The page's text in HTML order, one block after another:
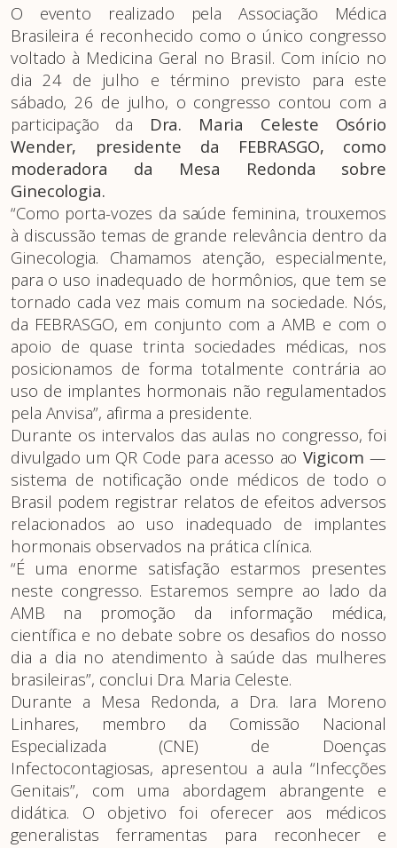
O evento realizado pela Associação Médica
Brasileira é reconhecido como o único congresso
voltado à Medicina Geral no Brasil. Com início no
dia 24 de julho e término previsto para este
sábado, 26 de julho, o congresso contou com a
participação da Dra. Maria Celeste Osório
Wender, presidente da FEBRASGO, como
moderadora da Mesa Redonda sobre
Ginecologia.
“Como porta-vozes da saúde feminina, trouxemos
à discussão temas de grande relevância dentro da
Ginecologia. Chamamos atenção, especialmente,
para o uso inadequado de hormônios, que tem se
tornado cada vez mais comum na sociedade. Nós,
da FEBRASGO, em conjunto com a AMB e com o
apoio de quase trinta sociedades médicas, nos
posicionamos de forma totalmente contrária ao
uso de implantes hormonais não regulamentados
pela Anvisa”, afirma a presidente.
Durante os intervalos das aulas no congresso, foi
divulgado um QR Code para acesso ao Vigicom —
sistema de notificação onde médicos de todo o
Brasil podem registrar relatos de efeitos adversos
relacionados ao uso inadequado de implantes
hormonais observados na prática clínica.
“É uma enorme satisfação estarmos presentes
neste congresso. Estaremos sempre ao lado da
AMB na promoção da informação médica,
científica e no debate sobre os desafios do nosso
dia a dia no atendimento à saúde das mulheres
brasileiras”, conclui Dra. Maria Celeste.
Durante a Mesa Redonda, a Dra. Iara Moreno
Linhares, membro da Comissão Nacional
Especializada (CNE) de Doenças
Infectocontagiosas, apresentou a aula “Infecções
Genitais”, com uma abordagem abrangente e
didática. O objetivo foi oferecer aos médicos
generalistas ferramentas para reconhecer e